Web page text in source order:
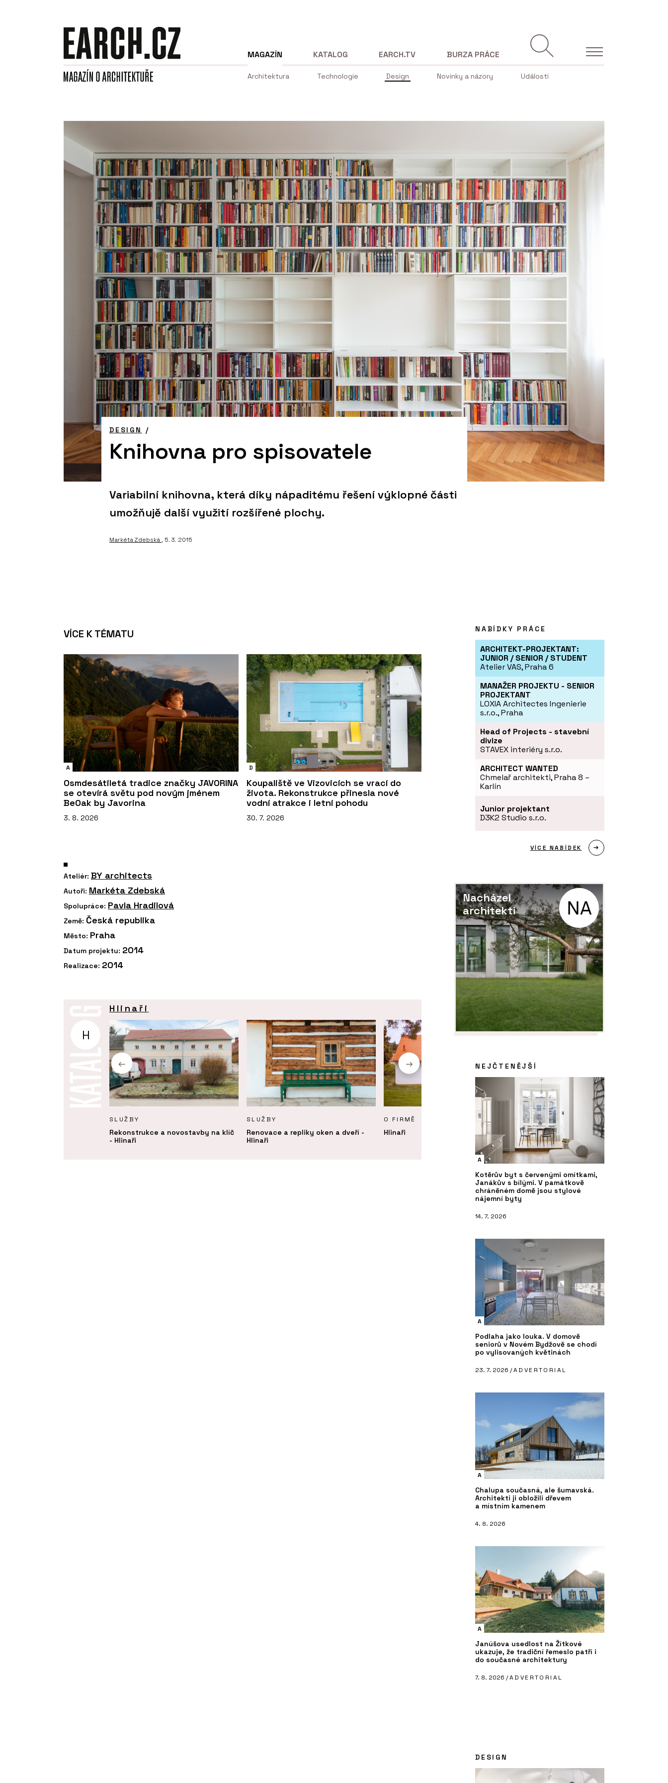
MAGAZÍN
Architektura Technologie Design Novinky a názory Události
KATALOG EARCH.TV BURZA PRÁCE
DESIGN /
Knihovna pro spisovatele
Variabilní knihovna, která díky nápaditému řešení výklopné části
umožňujě další využití rozšířené plochy.
Markéta Zdebská, 5. 3. 2015
VÍCE K TÉMATU
A
Osmdesátiletá tradice značky JAVORINA
se otevírá světu pod novým jménem
BeOak by Javorina
3. 8. 2026
D
Koupaliště ve Vizovicích se vrací do
života. Rekonstrukce přinesla nové
vodní atrakce i letní pohodu
30. 7. 2026
Ateliér: BY architects
Autoři: Markéta Zdebská
Spolupráce: Pavla Hradilová
Země: Česká republika
Město: Praha
Datum projektu: 2014
Realizace: 2014
H
Hlinaři
SLUŽBY
Rekonstrukce a novostavby na klíč
- Hlinaři
SLUŽBY
Renovace a repliky oken a dveří -
Hlinaři
O FIRMĚ
Hlinaři
SLUŽBY
Hliněné omítky - Hlinaři
NABÍDKY PRÁCE
ARCHITEKT-PROJEKTANT:
JUNIOR / SENIOR / STUDENT
Atelier VAS, Praha 6
MANAŽER PROJEKTU - SENIOR
PROJEKTANT
LOXIA Architectes Ingenierie
s.r.o., Praha
Head of Projects - stavební
divize
STAVEX interiéry s.r.o.
ARCHITECT WANTED
Chmelař architekti, Praha 8 –
Karlín
Junior projektant
D3K2 Studio s.r.o.
VÍCE NABÍDEK
Nacházel
architekti
NEJČTENĚJŠÍ
A
Kotěrův byt s červenými omítkami,
Janákův s bílými. V památkově
chráněném domě jsou stylové
nájemní byty
14. 7. 2026
A
Podlaha jako louka. V domově
seniorů v Novém Bydžově se chodí
po vylisovaných květinách
23. 7. 2026 /ADVERTORIAL
A
Chalupa současná, ale šumavská.
Architekti ji obložili dřevem
a místním kamenem
4. 8. 2026
A
Janúšova usedlost na Žítkové
ukazuje, že tradiční řemeslo patří i
do současné architektury
7. 8. 2026 /ADVERTORIAL
DESIGN